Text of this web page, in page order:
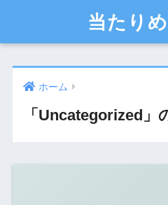
当たり
ホーム
「Uncategorized」